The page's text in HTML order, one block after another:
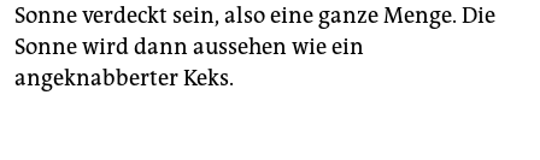
Sonne verdeckt sein, also eine ganze Menge. Die
Sonne wird dann aussehen wie ein
angeknabberter Keks.